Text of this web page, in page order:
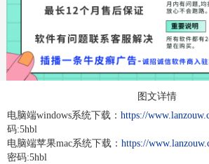
图文详情
电脑端windows系统下载： https://
码:5hbl
电脑端苹果mac系统下载： https://
密码:5hbl